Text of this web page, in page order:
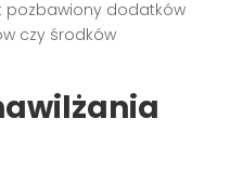
pozbawiony dodatków
czy środków